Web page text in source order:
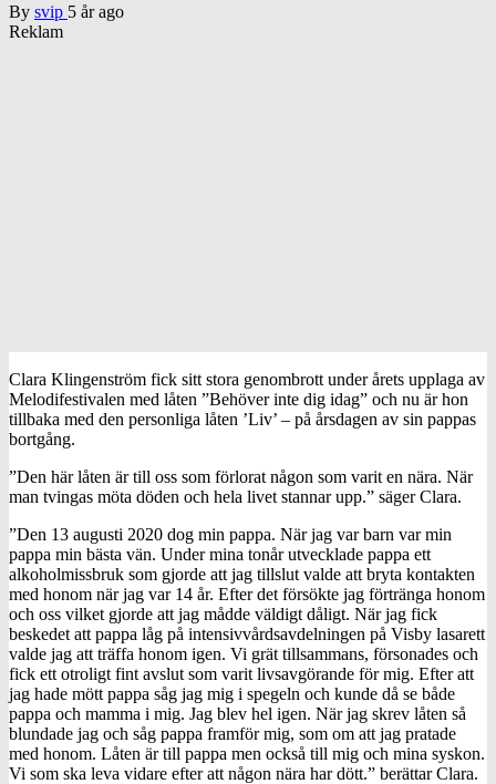
By svip 5 år ago
Reklam
Clara Klingenström fick sitt stora genombrott under årets upplaga av
Melodifestivalen med låten ”Behöver inte dig idag” och nu är hon
tillbaka med den personliga låten ’Liv’ – på årsdagen av sin pappas
bortgång.
”Den här låten är till oss som förlorat någon som varit en nära. När
man tvingas möta döden och hela livet stannar upp.” säger Clara.
”Den 13 augusti 2020 dog min pappa. När jag var barn var min
pappa min bästa vän. Under mina tonår utvecklade pappa ett
alkoholmissbruk som gjorde att jag tillslut valde att bryta kontakten
med honom när jag var 14 år. Efter det försökte jag förtränga honom
och oss vilket gjorde att jag mådde väldigt dåligt. När jag fick
beskedet att pappa låg på intensivvårdsavdelningen på Visby lasarett
valde jag att träffa honom igen. Vi grät tillsammans, försonades och
fick ett otroligt fint avslut som varit livsavgörande för mig. Efter att
jag hade mött pappa såg jag mig i spegeln och kunde då se både
pappa och mamma i mig. Jag blev hel igen. När jag skrev låten så
blundade jag och såg pappa framför mig, som om att jag pratade
med honom. Låten är till pappa men också till mig och mina syskon.
Vi som ska leva vidare efter att någon nära har dött.” berättar Clara.